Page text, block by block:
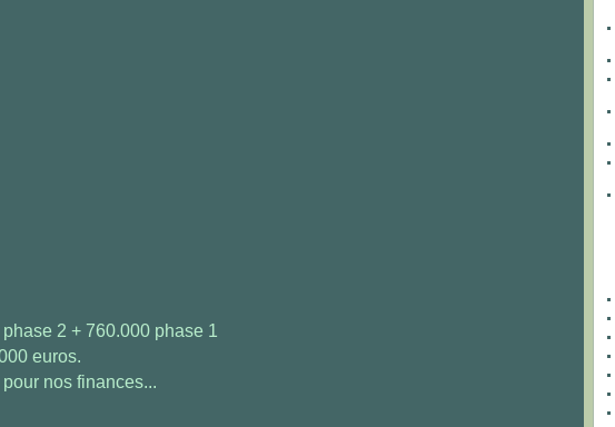
2 + 760.000 phase 1
euros.
nos finances...